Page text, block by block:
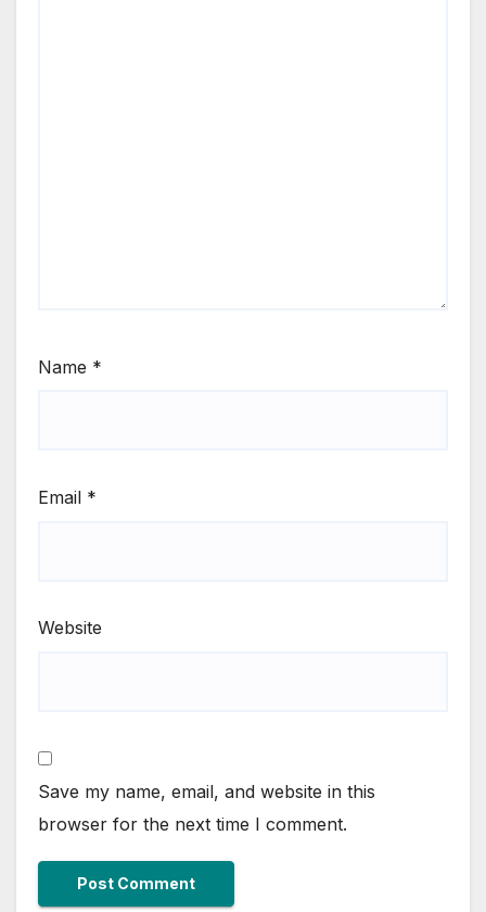
Name *
Email *
Website
Save my name, email, and website in this
browser for the next time I comment.